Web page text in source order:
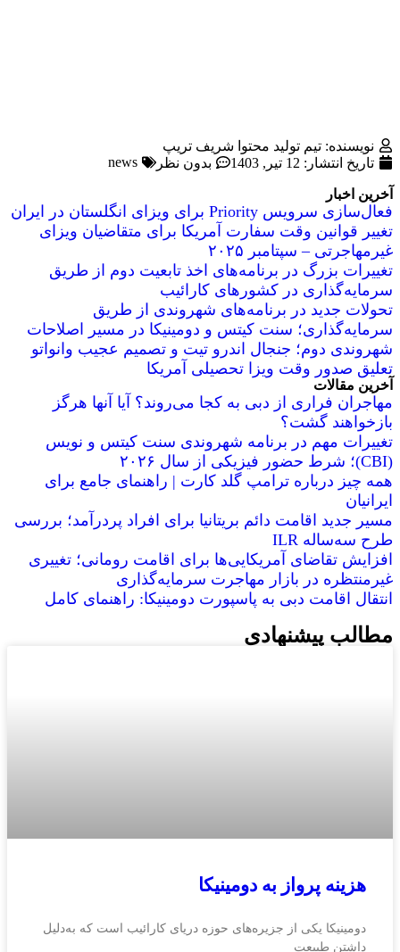
نویسنده: تیم تولید محتوا شریف تریپ
تاریخ انتشار: 12 تیر, 1403 بدون نظر news
آخرین اخبار
فعال‌سازی سرویس Priority برای ویزای انگلستان در ایران
تغییر قوانین وقت سفارت آمریکا برای متقاضیان ویزای
غیرمهاجرتی – سپتامبر ۲۰۲۵
تغییرات بزرگ در برنامه‌های اخذ تابعیت دوم از طریق
سرمایه‌گذاری در کشورهای کارائیب
تحولات جدید در برنامه‌های شهروندی از طریق
سرمایه‌گذاری؛ سنت کیتس و دومینیکا در مسیر اصلاحات
شهروندی دوم؛ جنجال اندرو تیت و تصمیم عجیب وانواتو
تعلیق صدور وقت ویزا تحصیلی آمریکا
آخرین مقالات
مهاجران فراری از دبی به کجا می‌روند؟ آیا آنها هرگز
بازخواهند گشت؟
تغییرات مهم در برنامه شهروندی سنت کیتس و نویس
(CBI)؛ شرط حضور فیزیکی از سال ۲۰۲۶
همه چیز درباره ترامپ گلد کارت | راهنمای جامع برای
ایرانیان
مسیر جدید اقامت دائم بریتانیا برای افراد پردرآمد؛ بررسی
طرح سه‌ساله ILR
افزایش تقاضای آمریکایی‌ها برای اقامت رومانی؛ تغییری
غیرمنتظره در بازار مهاجرت سرمایه‌گذاری
انتقال اقامت دبی به پاسپورت دومینیکا: راهنمای کامل
مطالب پیشنهادی
هزینه پرواز به دومینیکا
دومینیکا یکی از جزیره‌های حوزه دریای کارائیب است که به‌دلیل
داشتن طبیعت